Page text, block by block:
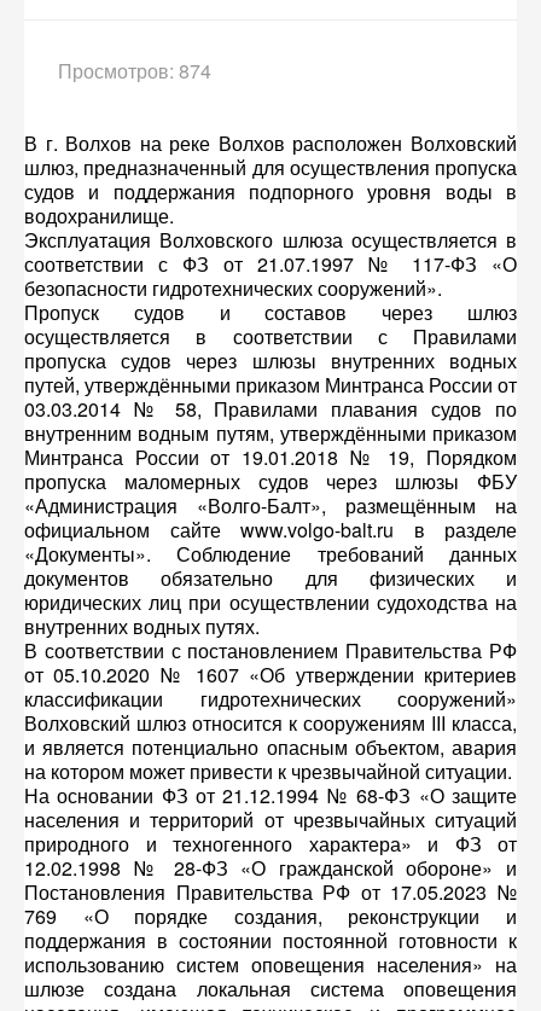
Просмотров: 874
В г. Волхов на реке Волхов расположен Волховский
шлюз, предназначенный для осуществления пропуска
судов и поддержания подпорного уровня воды в
водохранилище.
Эксплуатация Волховского шлюза осуществляется в
соответствии с ФЗ от 21.07.1997 № 117-ФЗ «О
безопасности гидротехнических сооружений».
Пропуск судов и составов через шлюз
осуществляется в соответствии с Правилами
пропуска судов через шлюзы внутренних водных
путей, утверждёнными приказом Минтранса России от
03.03.2014 № 58, Правилами плавания судов по
внутренним водным путям, утверждёнными приказом
Минтранса России от 19.01.2018 № 19, Порядком
пропуска маломерных судов через шлюзы ФБУ
«Администрация «Волго-Балт», размещённым на
официальном сайте www.volgo-balt.ru в разделе
«Документы». Соблюдение требований данных
документов обязательно для физических и
юридических лиц при осуществлении судоходства на
внутренних водных путях.
В соответствии с постановлением Правительства РФ
от 05.10.2020 № 1607 «Об утверждении критериев
классификации гидротехнических сооружений»
Волховский шлюз относится к сооружениям III класса,
и является потенциально опасным объектом, авария
на котором может привести к чрезвычайной ситуации.
На основании ФЗ от 21.12.1994 № 68-ФЗ «О защите
населения и территорий от чрезвычайных ситуаций
природного и техногенного характера» и ФЗ от
12.02.1998 № 28-ФЗ «О гражданской обороне» и
Постановления Правительства РФ от 17.05.2023 №
769 «О порядке создания, реконструкции и
поддержания в состоянии постоянной готовности к
использованию систем оповещения населения» на
шлюзе создана локальная система оповещения